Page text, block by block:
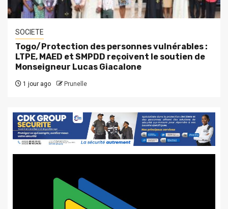
SOCIETE
Togo/Protection des personnes vulnérables :
LTPE, MAED et SMPDD reçoivent le soutien de
Monseigneur Lucas Giacalone
1 jour ago Prunelle